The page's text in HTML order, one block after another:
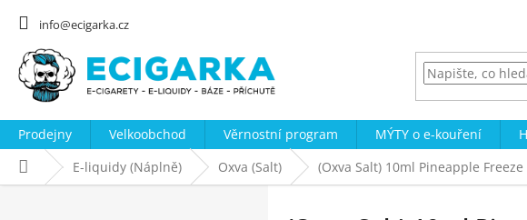
info@ecigarka.cz
Prodejny Velkoobchod Věrnostní program MÝTY o e-kouření
Domů E-liquidy (Náplně) Oxva (Salt) (Oxva Salt) 10ml Pineapple Freeze